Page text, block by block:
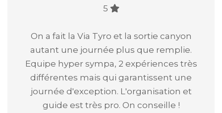
5
On a fait la Via Tyro et la sortie canyon
autant une journée plus que remplie.
Equipe hyper sympa, 2 expériences très
différentes mais qui garantissent une
journée d'exception. L'organisation et
guide est très pro. On conseille !